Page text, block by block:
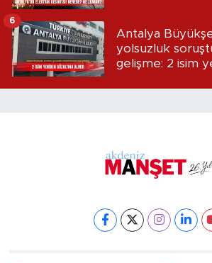
Antalya
yolsuzluk
gelişme: 2 isim
6